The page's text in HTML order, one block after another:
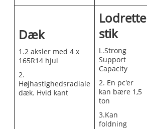
Dæk
1.2 aksler med 4 x
165R14 hjul
2.
Højhastighedsradiale
dæk. Hvid kant
Lodrette
stik
L.Strong
Support
Capacity
2. En pc'er
kan bære 1,5
ton
3.Kan
foldning